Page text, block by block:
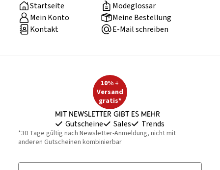
Startseite
Modeglossar
Mein Konto
Meine Bestellung
Kontakt
E-Mail schreiben
10% +
Versand
gratis*
Mit Newsletter gibt es mehr
Gutscheine Sales Trends
*30 Tage gültig nach Newsletter-Anmeldung, nicht mit
anderen Gutscheinen kombinierbar